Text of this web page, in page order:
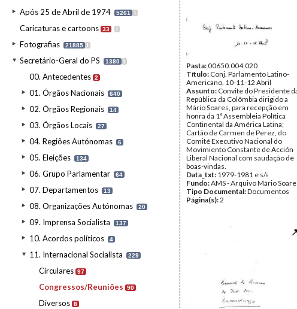
Após 25 de Abril de 1974 5261 I
Caricaturas e cartoons 33 I
Fotografias 21885 I
Secretário-Geral do PS 1380 I
00. Antecedentes 2
01. Órgãos Nacionais 640
02. Órgãos Regionais 14
03. Órgãos Locais 27
04. Regiões Autónomas 6
05. Eleições 134
06. Grupo Parlamentar 64
07. Departamentos 13
08. Organizações Autónomas 20
09. Imprensa Socialista 137
10. Acordos políticos 4
11. Internacional Socialista 229
Circulares 97
Congressos/Reuniões 90
Diversos 8
Pasta:00650.004.020
Título: Conj. Parlamento Latino-
Americano. 10-11-12 Abril
Assunto: Convite do Presidente
República da Colômbia dirigido a
Mário Soares, para recepção em
honra da 1ª Assembleia Política
Continental da América Latina;
Cartão de Carmen de Perez, do
Comité Executivo Nacional do
Movimiento Constante de Acción
Liberal Nacional com saudação de
boas-vindas.
Data_txt: 1979-1981 e s/s
Fundo:AMS - Arquivo Mário
Tipo Documental:Documentos
Página(s):2